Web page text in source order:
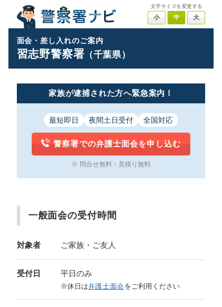
文字サイズを変更する
小 中 大
面会・差し入れのご案内
習志野警察署（千葉県）
家族が逮捕された方へ緊急案内！
最短即日 夜間土日受付 全国対応
警察署での弁護士面会を申し込む
※ 問合せ無料・見積り無料
一般面会の受付時間
対象者 ご家族・ご友人
受付日 平日のみ
※休日は弁護士面会をご利用ください